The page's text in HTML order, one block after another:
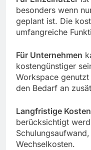
besonders wenn
geplant ist. Die
umfangreiche
Für Unternehmen
kostengünstiger
Workspace
den Bedarf an
Langfristige Kosten
berücksichtigt
Wechselkosten.